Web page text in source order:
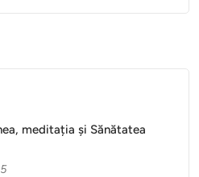
meditația și Sănătatea